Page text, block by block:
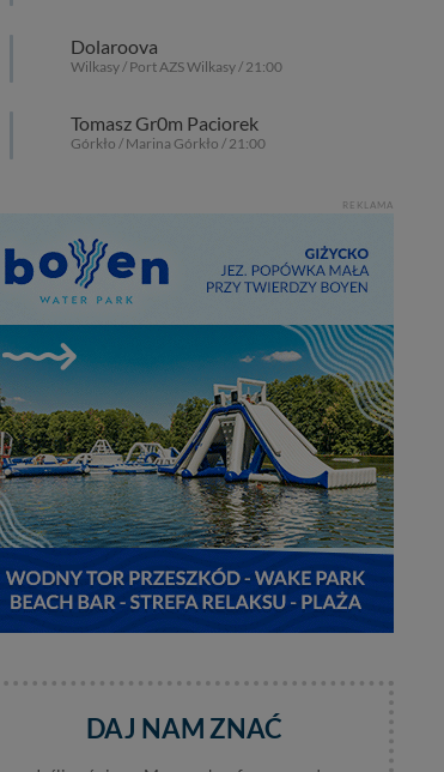
Dolaroova
Wilkasy / Port AZS Wilkasy / 21:00
Tomasz Gr0m Paciorek
Górkło / Marina Górkło / 21:00
REKLAMA
DAJ NAM ZNAĆ